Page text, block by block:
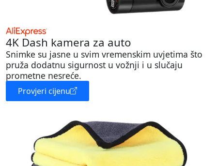
4K Dash kamera za auto
Snimke su jasne u svim vremenskim uvjetima što
pruža dodatnu sigurnost u vožnji i u slučaju
prometne nesreće.
Provjeri cijenu